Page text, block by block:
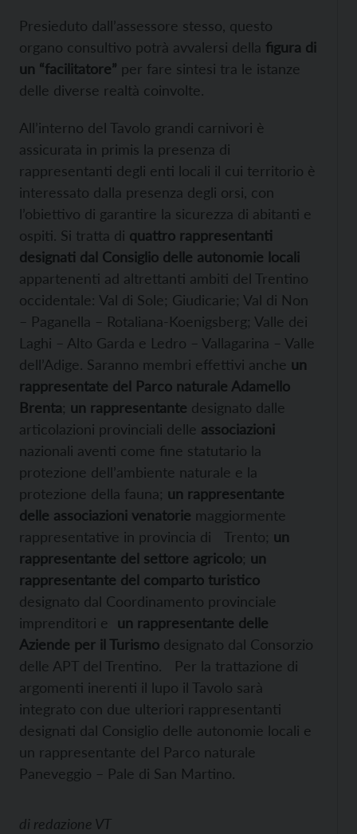
Presieduto dall’assessore stesso, questo
organo consultivo potrà avvalersi della figura di
un “facilitatore” per fare sintesi tra le istanze
delle diverse realtà coinvolte.
All’interno del Tavolo grandi carnivori è
assicurata in primis la presenza di
rappresentanti degli enti locali il cui territorio è
interessato dalla presenza degli orsi, con
l’obiettivo di garantire la sicurezza di abitanti e
ospiti. Si tratta di quattro rappresentanti
designati dal Consiglio delle autonomie locali
appartenenti ad altrettanti ambiti del Trentino
occidentale: Val di Sole; Giudicarie; Val di Non
– Paganella – Rotaliana-Koenigsberg; Valle dei
Laghi – Alto Garda e Ledro – Vallagarina – Valle
dell’Adige. Saranno membri effettivi anche un
rappresentate del Parco naturale Adamello
Brenta; un rappresentante designato dalle
articolazioni provinciali delle associazioni
nazionali aventi come fine statutario la
protezione dell’ambiente naturale e la
protezione della fauna; un rappresentante
delle associazioni venatorie maggiormente
rappresentative in provincia di Trento; un
rappresentante del settore agricolo; un
rappresentante del comparto turistico
designato dal Coordinamento provinciale
imprenditori e un rappresentante delle
Aziende per il Turismo designato dal Consorzio
delle APT del Trentino. Per la trattazione di
argomenti inerenti il lupo il Tavolo sarà
integrato con due ulteriori rappresentanti
designati dal Consiglio delle autonomie locali e
un rappresentante del Parco naturale
Paneveggio – Pale di San Martino.
di redazione VT